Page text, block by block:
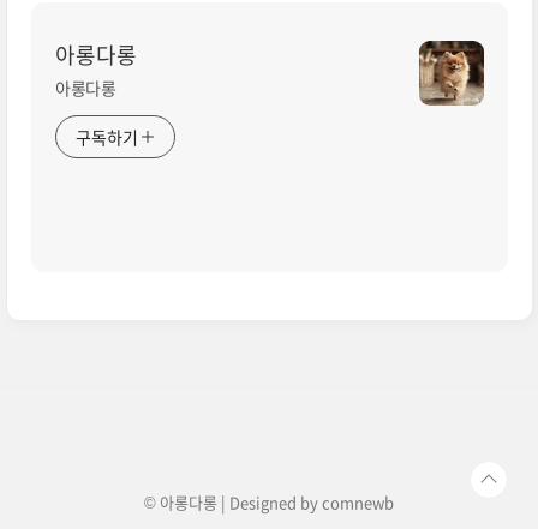
아롱다롱
아롱다롱
구독하기
© 아롱다롱 | Designed bycomnewb